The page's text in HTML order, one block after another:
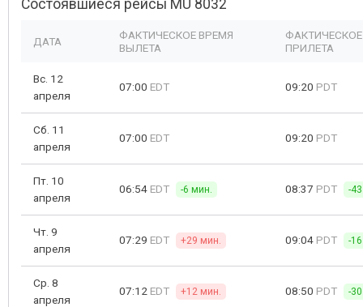
Состоявшиеся рейсы MU 8032
ДАТА
ФАКТИЧЕСКОЕ ВРЕМЯ
ВЫЛЕТА
ПРИЛЕТА
Вс. 12
апреля
07:00 EDT 09:20 PDT
Сб. 11
апреля
07:00 EDT 09:20 PDT
Пт. 10
апреля
06:54 EDT -6 мин. 08:37 PDT -
Чт. 9
апреля
07:29 EDT +29 мин. 09:04 PDT -
Ср. 8
апреля
07:12 EDT +12 мин. 08:50 PDT -